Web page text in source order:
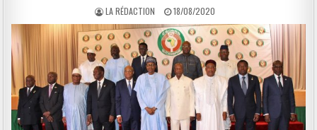
LA RÉDACTION 18/08/2020